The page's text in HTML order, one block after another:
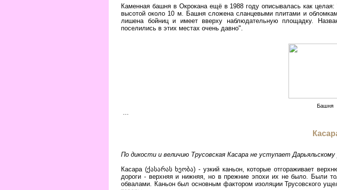
Каменная башня в Окрокана ещё в 1988 году описывалась как
высотой около 10 м. Башня сложена сланцевыми плитами и
лишена бойниц и имеет вверху наблюдательную площадку.
поселились в этих местах очень давно".
Башня
По дикости и величию Трусовская Касара не уступает
Касара (ქასარას ხეობა) - узкий каньон, которые отгораживает
дороги - верхняя и нижняя, но в прежние эпохи их не было. Были
обвалами. Каньон был основным фактором изоляции Трусовского